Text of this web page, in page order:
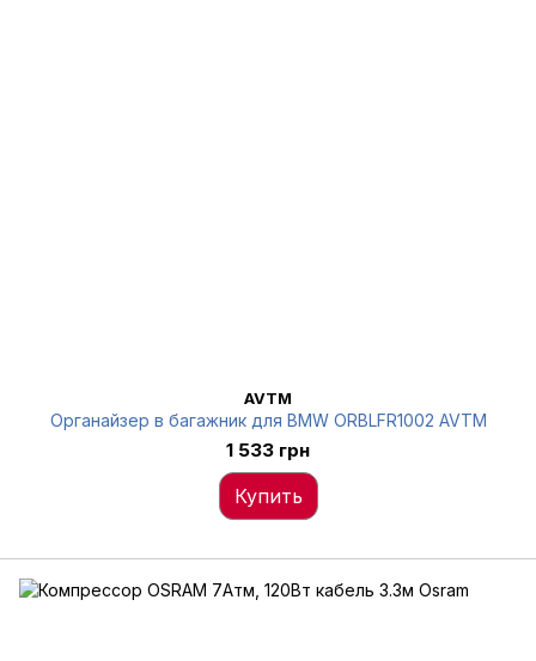
AVTM
Органайзер в багажник для BMW ORBLFR1002 AVTM
1 533 грн
Купить